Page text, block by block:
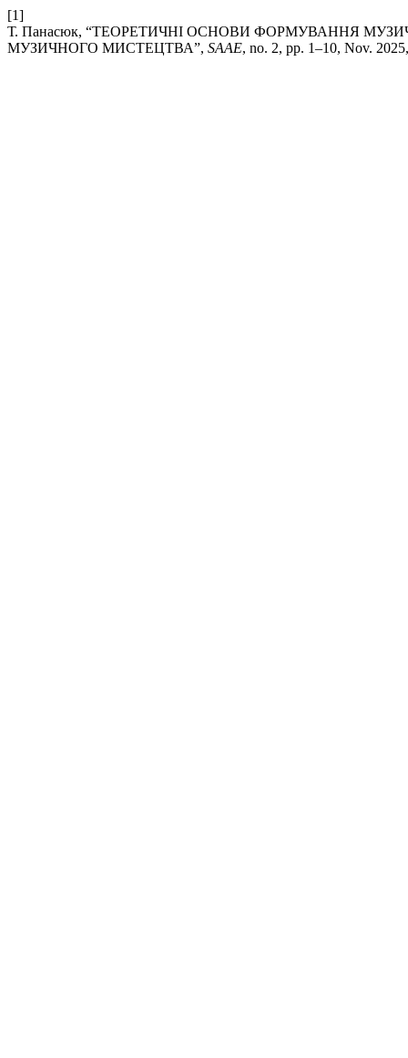
[1]
Т. Панасюк, “ТЕОРЕТИЧНІ ОСНОВИ ФОРМУВАННЯ
МУЗИЧНОГО МИСТЕЦТВА”, SAAE, no. 2, pp. 1–10, Nov.